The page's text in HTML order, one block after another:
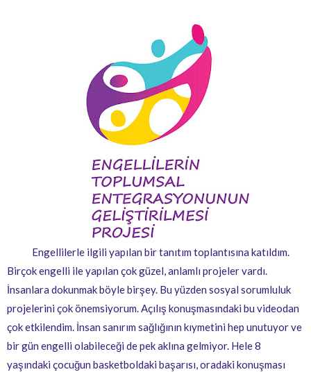
Engellilerle ilgili yapılan bir tanıtım toplantısına katıldım.
Birçok engelli ile yapılan çok güzel, anlamlı projeler vardı.
İnsanlara dokunmak böyle birşey. Bu yüzden sosyal sorumluluk
projelerini çok önemsiyorum. Açılış konuşmasındaki bu videodan
çok etkilendim. İnsan sanırım sağlığının kıymetini hep unutuyor ve
bir gün engelli olabileceği de pek aklına gelmiyor. Hele 8
yaşındaki çocuğun basketboldaki başarısı, oradaki konuşması